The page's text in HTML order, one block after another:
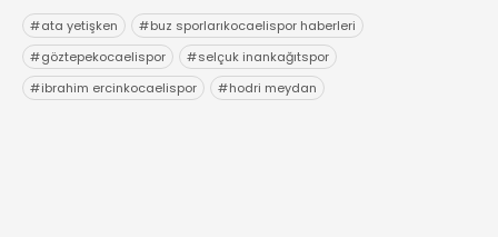
#ata yetişken #buz sporlarıkocaelispor haberleri
#göztepekocaelispor #selçuk inankağıtspor
#ibrahim ercinkocaelispor #hodri meydan